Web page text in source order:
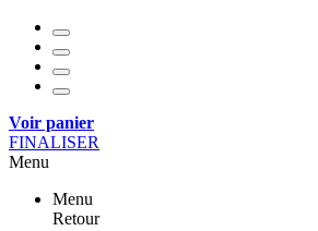
Voir panier
FINALISER
Menu
Menu
Retour